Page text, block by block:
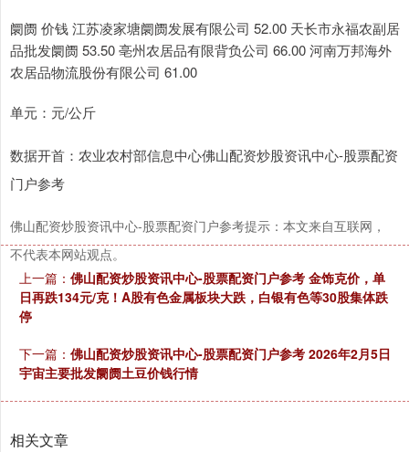
阛阓 价钱 江苏凌家塘阛阓发展有限公司 52.00 天长市永福农副居
品批发阛阓 53.50 亳州农居品有限背负公司 66.00 河南万邦海外
农居品物流股份有限公司 61.00
单元：元/公斤
数据开首：农业农村部信息中心佛山配资炒股资讯中心-股票配资
门户参考
佛山配资炒股资讯中心-股票配资门户参考提示：本文来自互联网，
不代表本网站观点。
上一篇： 佛山配资炒股资讯中心-股票配资门户参考 金饰克价，单
日再跌134元/克！A股有色金属板块大跌，白银有色等30股集体跌
停
下一篇： 佛山配资炒股资讯中心-股票配资门户参考 2026年2月5日
宇宙主要批发阛阓土豆价钱行情
相关文章